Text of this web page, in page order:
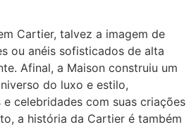
Cartier, talvez a imagem de
ou anéis sofisticados de alta
Afinal, a Maison construiu um
do luxo e estilo,
celebridades com suas criações
a história da Cartier é também